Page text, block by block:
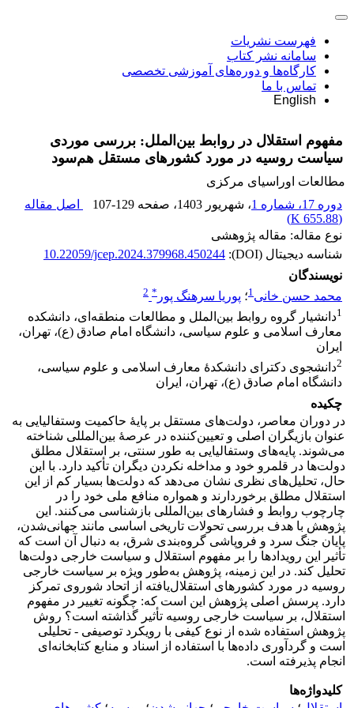
فهرست نشریات
سامانه نشر کتاب
کارگاه‌ها و دوره‌های آموزشی تخصصی
تماس با ما
English
مفهوم استقلال در روابط بین‌الملل: بررسی موردی
سیاست روسیه در مورد کشورهای مستقل هم‌سود
مطالعات اوراسیای مرکزی
دوره 17، شماره 1
، شهریور 1403 ، صفحه 107-129
اصل مقاله
(
655.88 K
)
نوع مقاله: مقاله پژوهشی
شناسه دیجیتال (DOI):
10.22059/jcep.2024.379968.450244
نویسندگان
محمد حسن خانی1؛ پوریا سرهنگ پور *
2
1دانشیار گروه روابط بین‌الملل و مطالعات منطقه‌ای، دانشکده
معارف اسلامی و علوم سیاسی، دانشگاه امام صادق (ع)، تهران،
ایران
2دانشجوی دکترای دانشکدۀ معارف اسلامی و علوم سیاسی،
دانشگاه امام صادق (ع)، تهران، ایران
چکیده
در دوران معاصر، دولت‌های مستقل بر پایۀ حاکمیت وستفالیایی به
‌عنوان بازیگران اصلی و تعیین‌کننده در عرصۀ بین‌المللی شناخته
می‌شوند. پایه‌های وستفالیایی به ‌طور سنتی، بر استقلال مطلق
دولت‌ها در قلمرو خود و مداخله نکردن دیگران تأکید دارد. با این
حال، تحلیل‌های نظری نشان می‌دهد که دولت‌ها بسیار کم از این
استقلال مطلق برخوردارند و همواره منافع ملی خود را در
چارچوب روابط و فشارهای بین‌المللی بازشناسی می‌کنند. این
پژوهش با هدف بررسی تحولات تاریخی اساسی مانند جهانی‌شدن،
پایان جنگ سرد و فروپاشی گروه‌بندی شرق، به دنبال آن است که
تأثیر این رویدادها را بر مفهوم استقلال و سیاست خارجی دولت‌ها
تحلیل کند. در این زمینه، پژوهش به‌‌طور ویژه بر سیاست خارجی
روسیه در مورد کشورهای ‌استقلال‌یافته از اتحاد شوروی تمرکز
دارد. پرسش اصلی پژوهش این است که: چگونه تغییر در مفهوم
استقلال، بر سیاست خارجی روسیه تأثیر گذاشته است؟ روش
پژوهش استفاده شده از نوع کیفی با رویکرد توصیفی - تحلیلی
است و گرد‌آوری داده‌ها با استفاده از اسناد و منابع کتابخانه‌ای
انجام پذیرفته است.
کلیدواژه‌ها